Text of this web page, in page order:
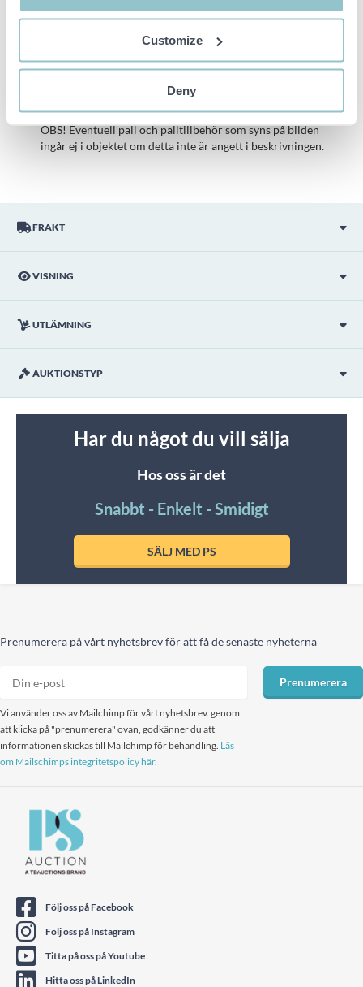
Customize
Deny
FRAKT
VISNING
UTLÄMNING
AUKTIONSTYP
Buden är bindande och serviceavgiften debiteras på alla
beskrivs under sektionen Anmärkningar i beskrivningen på
objektet och därmed ansvarar inte PS för avvikelsen.
i objektsbeskrivningen. Objektsbeskrivningen är framtagen
efter bästa möjliga förmåga men är ej bindande i detalj.
OBS! Eventuell pall och palltillbehör som syns på bilden
ingår ej i objektet om detta inte är angett i beskrivningen.
Har du något du vill sälja
Hos oss är det
Snabbt - Enkelt - Smidigt
SÄLJ MED PS
Prenumerera på vårt nyhetsbrev för att få de senaste nyheterna
Vi använder oss av Mailchimp för vårt nyhetsbrev. genom
att klicka på "prenumerera" ovan, godkänner du att
informationen skickas till Mailchimp för behandling. Läs
om Mailschimps integritetspolicy här.
Prenumerera
Följ oss på Facebook
Följ oss på Instagram
Titta på oss på Youtube
Hitta oss på LinkedIn